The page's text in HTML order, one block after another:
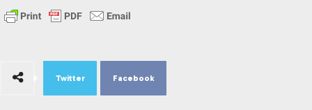
Twitter Facebook